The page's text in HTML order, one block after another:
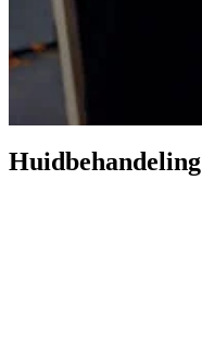
Huidbehandeling